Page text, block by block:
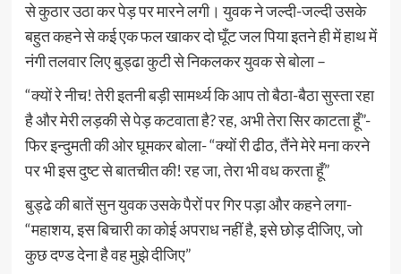
से कुठार उठा कर पेड़ पर मारने लगी। युवक ने जल्दी-जल्दी उसके
बहुत कहने से कई एक फल खाकर दो घूँट जल पिया इतने ही में हाथ में
नंगी तलवार लिए बुड्ढा कुटी से निकलकर युवक से बोला –
“क्यों रे नीच! तेरी इतनी बड़ी सामर्थ्य कि आप तो बैठा-बैठा सुस्ता रहा
है और मेरी लड़की से पेड़ कटवाता है? रह, अभी तेरा सिर काटता हूँ”-
फिर इन्दुमती की ओर घूमकर बोला- “क्यों री ढीठ, तैंने मेरे मना करने
पर भी इस दुष्ट से बातचीत की! रह जा, तेरा भी वध करता हूँ”
बुड्ढे की बातें सुन युवक उसके पैरों पर गिर पड़ा और कहने लगा-
“महाशय, इस बिचारी का कोई अपराध नहीं है, इसे छोड़ दीजिए, जो
कुछ दण्ड देना है वह मुझे दीजिए”